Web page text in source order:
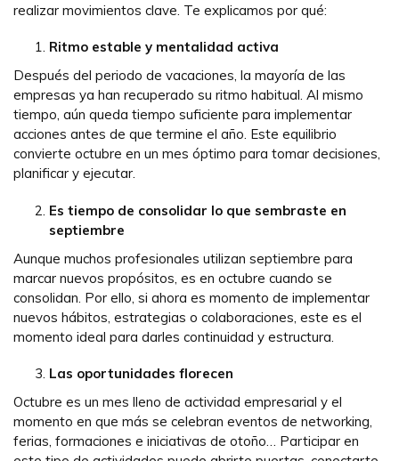
realizar movimientos clave. Te explicamos por qué:
Ritmo estable y mentalidad activa
Después del periodo de vacaciones, la mayoría de las
empresas ya han recuperado su ritmo habitual. Al mismo
tiempo, aún queda tiempo suficiente para implementar
acciones antes de que termine el año. Este equilibrio
convierte octubre en un mes óptimo para tomar decisiones,
planificar y ejecutar.
Es tiempo de consolidar lo que sembraste en
septiembre
Aunque muchos profesionales utilizan septiembre para
marcar nuevos propósitos, es en octubre cuando se
consolidan. Por ello, si ahora es momento de implementar
nuevos hábitos, estrategias o colaboraciones, este es el
momento ideal para darles continuidad y estructura.
Las oportunidades florecen
Octubre es un mes lleno de actividad empresarial y el
momento en que más se celebran eventos de networking,
ferias, formaciones e iniciativas de otoño… Participar en